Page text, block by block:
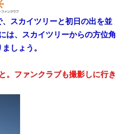
スカイツリーと初日の出を並
は、スカイツリーからの方位角
しょう。
。ファンクラブも撮影しに行き